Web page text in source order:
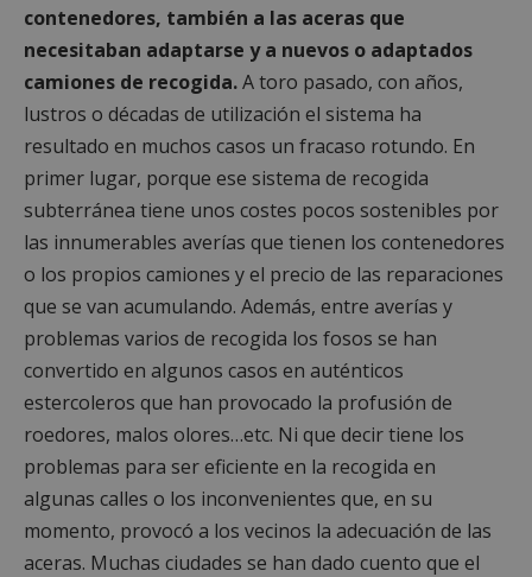
contenedores, también a las aceras que
necesitaban adaptarse y a nuevos o adaptados
camiones de recogida.A toro pasado, con años,
lustros o décadas de utilización el sistema ha
resultado en muchos casos un fracaso rotundo. En
primer lugar, porque ese sistema de recogida
subterránea tiene unos costes pocos sostenibles por
las innumerables averías que tienen los contenedores
o los propios camiones y el precio de las reparaciones
que se van acumulando. Además, entre averías y
problemas varios de recogida los fosos se han
convertido en algunos casos en auténticos
estercoleros que han provocado la profusión de
roedores, malos olores…etc. Ni que decir tiene los
problemas para ser eficiente en la recogida en
algunas calles o los inconvenientes que, en su
momento, provocó a los vecinos la adecuación de las
aceras. Muchas ciudades se han dado cuento que el